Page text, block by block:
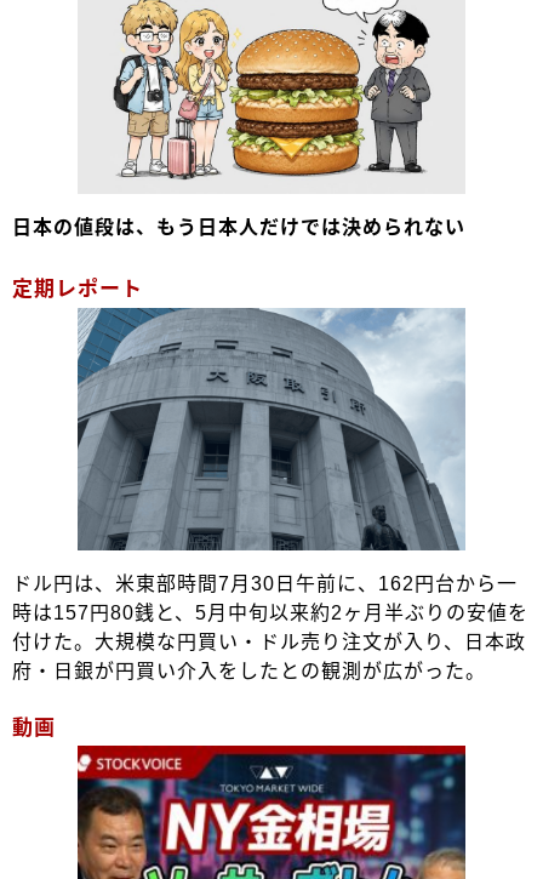
日本の値段は、もう日本人だけでは決められない
定期レポート
ドル円は、米東部時間7月30日午前に、162円台から一
時は157円80銭と、5月中旬以来約2ヶ月半ぶりの安値を
付けた。大規模な円買い・ドル売り注文が入り、日本政
府・日銀が円買い介入をしたとの観測が広がった。
動画